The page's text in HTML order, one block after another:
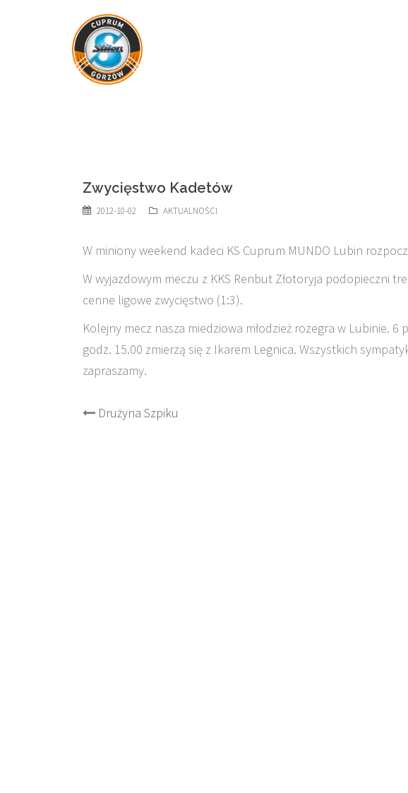
Zwycięstwo Kadetów
2012-10-02 AKTUALNOŚCI
W miniony weekend kadeci KS Cuprum MUNDO Lubin
W wyjazdowym meczu z KKS Renbut Złotoryja podopieczni
cenne ligowe zwycięstwo (1:3).
Kolejny mecz nasza miedziowa młodzież rozegra w Lubinie.
godz. 15.00 zmierzą się z Ikarem Legnica. Wszystkich
zapraszamy.
Post
Drużyna Szpiku